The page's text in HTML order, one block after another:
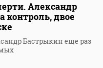
Александр
контроль, двое
Бастрыкин еще раз